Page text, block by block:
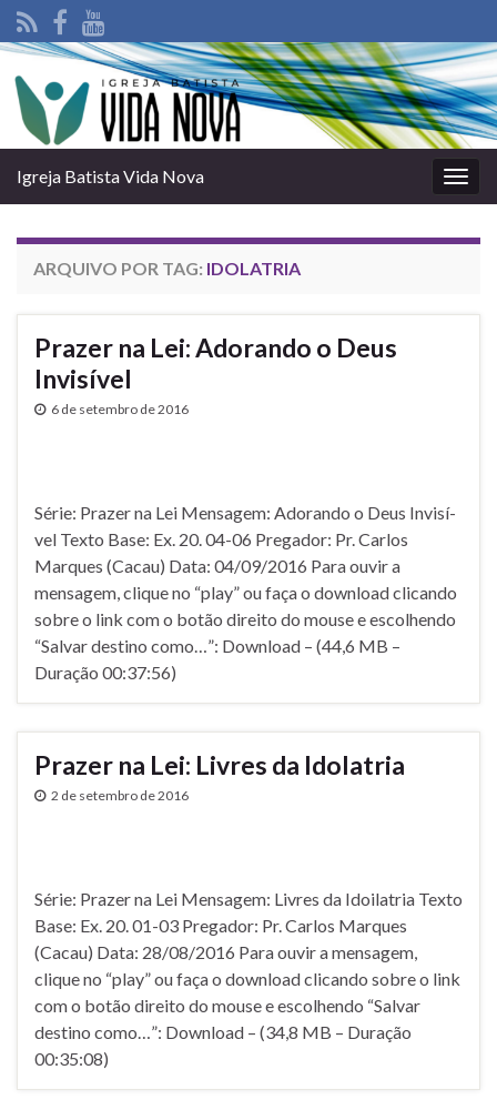
Igreja Batista Vida Nova
ARQUIVO POR TAG: IDOLATRIA
Prazer na Lei: Adorando o Deus
Invisí­vel
6 de setembro de 2016
Série: Prazer na Lei Mensagem: Adorando o Deus Invisí­
vel Texto Base: Ex. 20. 04-06 Pregador: Pr. Carlos
Marques (Cacau) Data: 04/09/2016 Para ouvir a
mensagem, clique no “play” ou faça o download clicando
sobre o link com o botão direito do mouse e escolhendo
“Salvar destino como…”: Download – (44,6 MB –
Duração 00:37:56)
Prazer na Lei: Livres da Idolatria
2 de setembro de 2016
Série: Prazer na Lei Mensagem: Livres da Idoilatria Texto
Base: Ex. 20. 01-03 Pregador: Pr. Carlos Marques
(Cacau) Data: 28/08/2016 Para ouvir a mensagem,
clique no “play” ou faça o download clicando sobre o link
com o botão direito do mouse e escolhendo “Salvar
destino como…”: Download – (34,8 MB – Duração
00:35:08)